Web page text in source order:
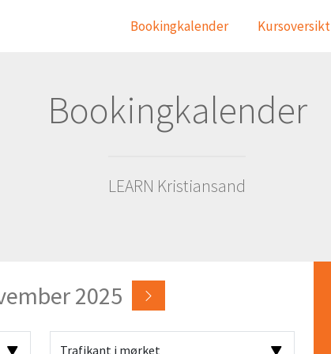
Bookingkalender Kursoversikt
Bookingkalender
LEARN Kristiansand
2025